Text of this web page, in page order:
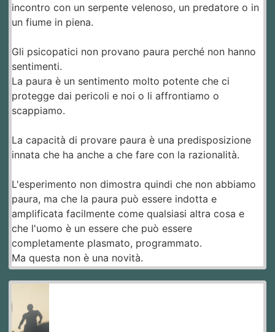
incontro con un serpente velenoso, un predatore o in
un fiume in piena.
Gli psicopatici non provano paura perché non hanno
sentimenti.
La paura è un sentimento molto potente che ci
protegge dai pericoli e noi o li affrontiamo o
scappiamo.
La capacità di provare paura è una predisposizione
innata che ha anche a che fare con la razionalità.
L'esperimento non dimostra quindi che non abbiamo
paura, ma che la paura può essere indotta e
amplificata facilmente come qualsiasi altra cosa e
che l'uomo è un essere che può essere
completamente plasmato, programmato.
Ma questa non è una novità.